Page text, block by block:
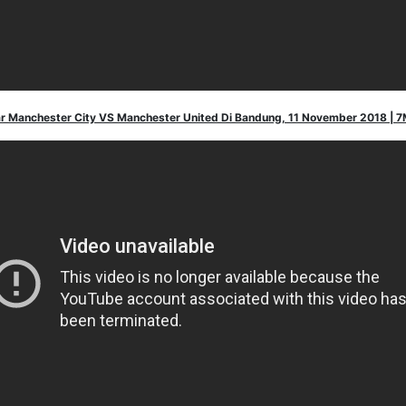
Manchester City VS Manchester United Di Bandung, 11 November 2018 |